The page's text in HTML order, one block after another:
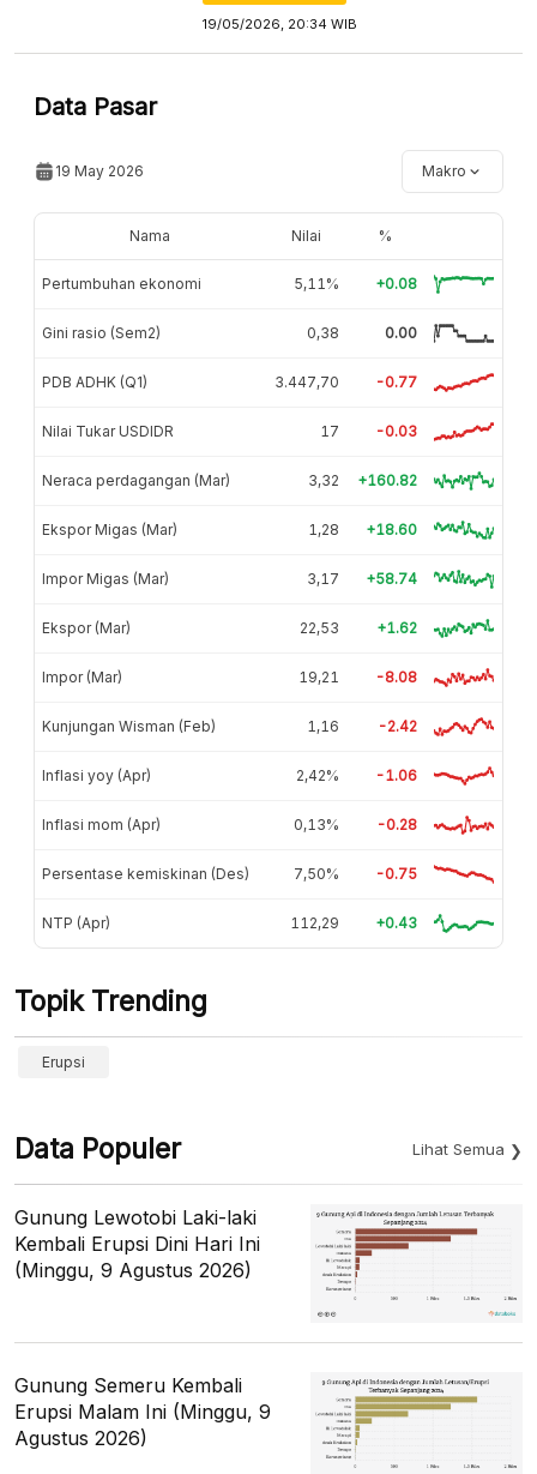
19/05/2026, 20:34 WIB
Data Pasar
19 May 2026 Makro
Nama Nilai %
Pertumbuhan ekonomi 5,11% +0.08
Gini rasio (Sem2) 0,38 0.00
PDB ADHK (Q1) 3.447,70 -0.77
Nilai Tukar USDIDR 17 -0.03
Neraca perdagangan (Mar) 3,32 +160.82
Ekspor Migas (Mar) 1,28 +18.60
Impor Migas (Mar) 3,17 +58.74
Ekspor (Mar) 22,53 +1.62
Impor (Mar) 19,21 -8.08
Kunjungan Wisman (Feb) 1,16 -2.42
Inflasi yoy (Apr) 2,42% -1.06
Inflasi mom (Apr) 0,13% -0.28
Persentase kemiskinan (Des) 7,50% -0.75
NTP (Apr) 112,29 +0.43
Topik Trending
Erupsi
Data Populer Lihat Semua
Gunung Lewotobi Laki-laki
Kembali Erupsi Dini Hari Ini
(Minggu, 9 Agustus 2026)
Gunung Semeru Kembali
Erupsi Malam Ini (Minggu, 9
Agustus 2026)